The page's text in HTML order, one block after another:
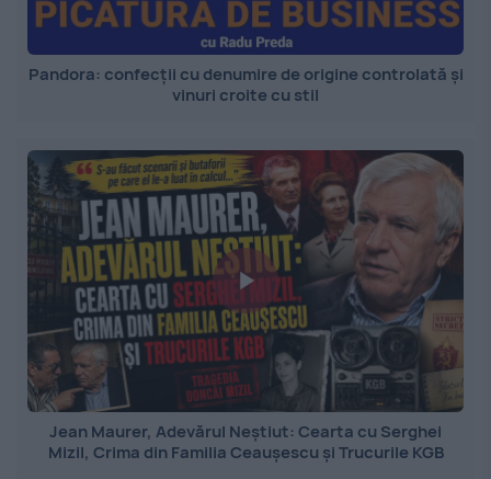
Pandora: confecții cu denumire de origine controlată și
vinuri croite cu stil
Jean Maurer, Adevărul Neștiut: Cearta cu Serghei
Mizil, Crima din Familia Ceaușescu și Trucurile KGB